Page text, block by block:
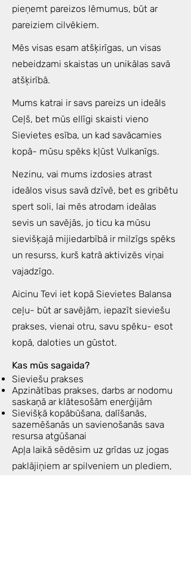
pieņemt pareizos lēmumus, būt ar
pareiziem cilvēkiem.
Mēs visas esam atšķirīgas, un visas
nebeidzami skaistas un unikālas savā
atšķirībā.
Mums katrai ir savs pareizs un ideāls
Ceļš, bet mūs ellīgi skaisti vieno
Sievietes esība, un kad savācamies
kopā- mūsu spēks kļūst Vulkanīgs.
Nezinu, vai mums izdosies atrast
ideālos visus savā dzīvē, bet es gribētu
spert soli, lai mēs atrodam ideālas
sevis un savējās, jo ticu ka mūsu
sievišķajā mijiedarbībā ir milzīgs spēks
un resurss, kurš katrā aktivizēs viņai
vajadzīgo.
Aicinu Tevi iet kopā Sievietes Balansa
ceļu- būt ar savējām, iepazīt sieviešu
prakses, vienai otru, savu spēku- esot
kopā, daloties un gūstot.
Kas mūs sagaida?
Sieviešu prakses
Apzinātības prakses, darbs ar nodomu
saskaņā ar klātesošām enerģijām
Sievišķā kopābūšana, dalīšanās,
sazemēšanās un savienošanās sava
resursa atgūšanai
Apļa laikā sēdēsim uz grīdas uz jogas
paklājiņiem ar spilveniem un plediem,